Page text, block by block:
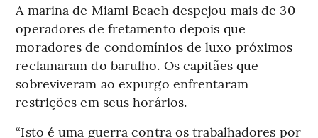
A marina de Miami Beach despejou mais de 30
operadores de fretamento depois que
moradores de condomínios de luxo próximos
reclamaram do barulho. Os capitães que
sobreviveram ao expurgo enfrentaram
restrições em seus horários.
“Isto é uma guerra contra os trabalhadores por